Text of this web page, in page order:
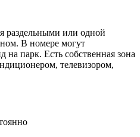
раздельными или одной
В номере могут
на парк. Есть собственная зона
телевизором,